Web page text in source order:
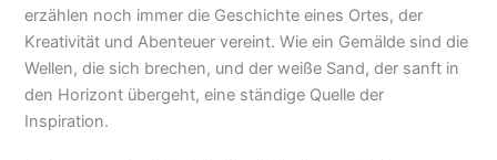
erzählen noch immer die Geschichte eines Ortes, der
Kreativität und Abenteuer vereint. Wie ein Gemälde sind die
Wellen, die sich brechen, und der weiße Sand, der sanft in
den Horizont übergeht, eine ständige Quelle der
Inspiration.